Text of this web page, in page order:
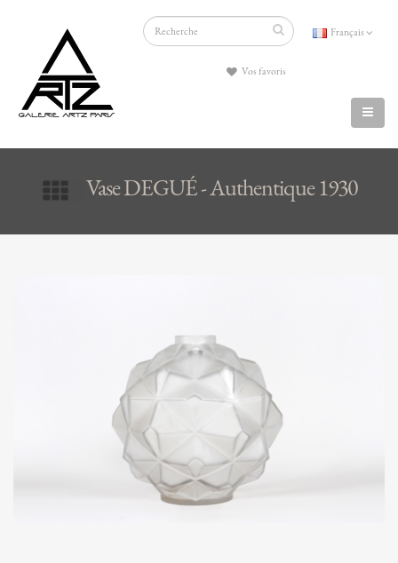
Français
Vos favoris
Vase DEGUÉ - Authentique 1930